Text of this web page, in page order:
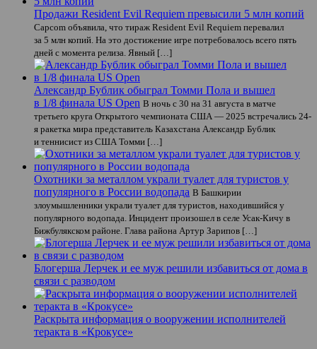
Продажи Resident Evil Requiem превысили 5 млн копий
Capcom объявила, что тираж Resident Evil Requiem перевалил
за 5 млн копий. На это достижение игре потребовалось всего пять
дней с момента релиза. Явный […]
Александр Бублик обыграл Томми Пола и вышел
в 1/8 финала US Open В ночь с 30 на 31 августа в матче
третьего круга Открытого чемпионата США — 2025 встречались 24-
я ракетка мира представитель Казахстана Александр Бублик
и теннисист из США Томми […]
Охотники за металлом украли туалет для туристов у
популярного в России водопада В Башкирии
злоумышленники украли туалет для туристов, находившийся у
популярного водопада. Инцидент произошел в селе Усак-Кичу в
Бижбулякском районе. Глава района Артур Зарипов […]
Блогерша Лерчек и ее муж решили избавиться от дома в
связи с разводом
Раскрыта информация о вооружении исполнителей
теракта в «Крокусе»